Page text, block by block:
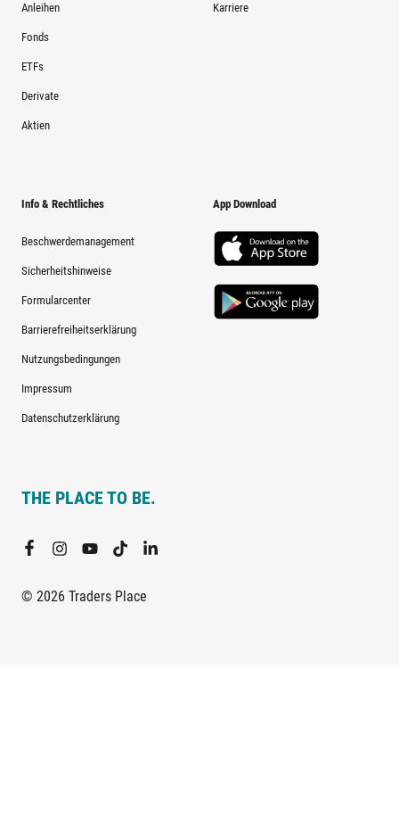
Anleihen
Fonds
ETFs
Derivate
Aktien
Karriere
Info & Rechtliches
Beschwerdemanagement
Sicherheitshinweise
Formularcenter
Barrierefreiheitserklärung
Nutzungsbedingungen
Impressum
Datenschutzerklärung
App Download
THE PLACE TO BE.
© 2026 Traders Place